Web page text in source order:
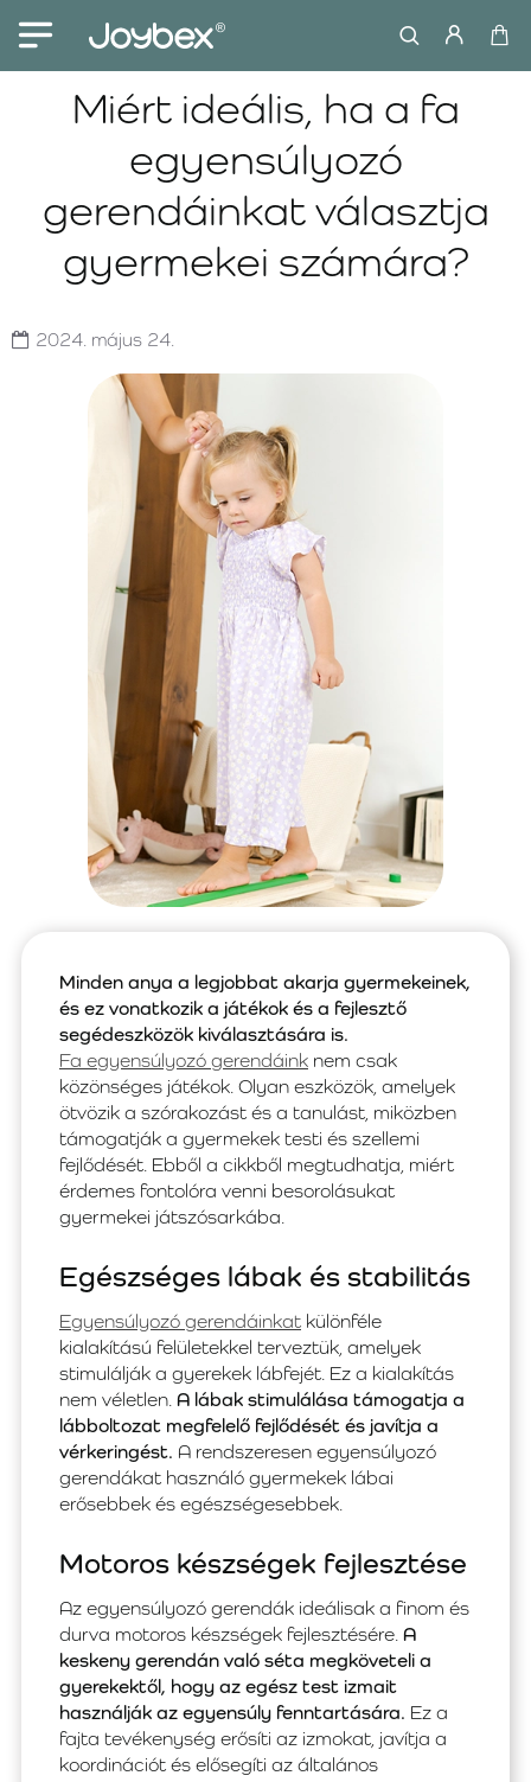
Miért ideális, ha a fa
egyensúlyozó
gerendáinkat választja
gyermekei számára?
2024. május 24.
Minden anya a legjobbat akarja gyermekeinek,
és ez vonatkozik a játékok és a fejlesztő
segédeszközök kiválasztására is.
Fa egyensúlyozó gerendáink nem csak
közönséges játékok. Olyan eszközök, amelyek
ötvözik a szórakozást és a tanulást, miközben
támogatják a gyermekek testi és szellemi
fejlődését. Ebből a cikkből megtudhatja, miért
érdemes fontolóra venni besorolásukat
gyermekei játszósarkába.
Egészséges lábak és stabilitás
Egyensúlyozó gerendáinkat különféle
kialakítású felületekkel terveztük, amelyek
stimulálják a gyerekek lábfejét. Ez a kialakítás
nem véletlen. A lábak stimulálása támogatja a
lábboltozat megfelelő fejlődését és javítja a
vérkeringést. A rendszeresen egyensúlyozó
gerendákat használó gyermekek lábai
erősebbek és egészségesebbek.
Motoros készségek fejlesztése
Az egyensúlyozó gerendák ideálisak a finom és
durva motoros készségek fejlesztésére. A
keskeny gerendán való séta megköveteli a
gyerekektől, hogy az egész test izmait
használják az egyensúly fenntartására. Ez a
fajta tevékenység erősíti az izmokat, javítja a
koordinációt és elősegíti az általános